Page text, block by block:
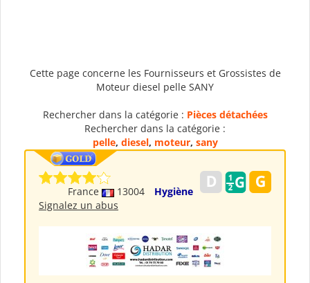
Cette page concerne les Fournisseurs et Grossistes de
Moteur diesel pelle SANY
Rechercher dans la catégorie : Pièces détachées
Rechercher dans la catégorie :
pelle, diesel, moteur, sany
France 13004
Hygiène
Signalez un abus